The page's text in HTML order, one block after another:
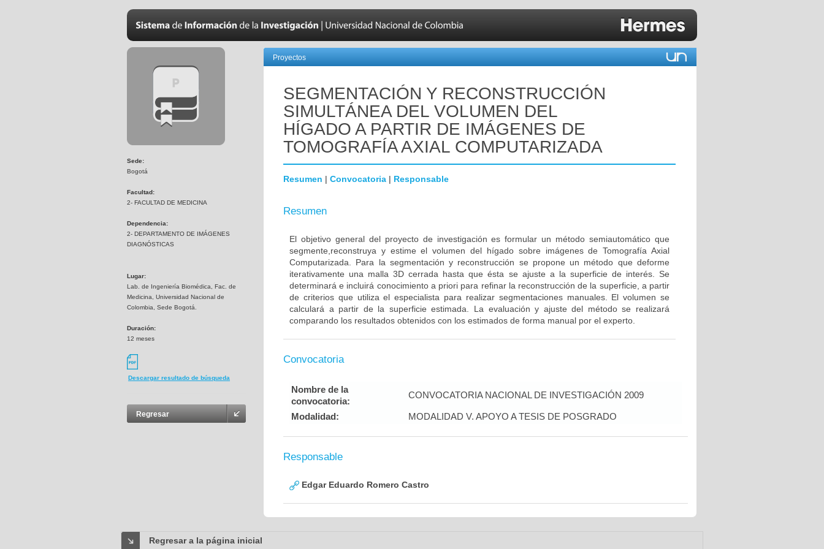
Sede:
Bogotá
Facultad:
2- FACULTAD DE MEDICINA
Dependencia:
2- DEPARTAMENTO DE IMÁGENES
DIAGNÓSTICAS
Lugar:
Lab. de Ingeniería Biomédica, Fac. de
Medicina, Universidad Nacional de
Colombia, Sede Bogotá.
Duración:
12 meses
Descargar resultado de búsqueda
Regresar
Proyectos
SEGMENTACIÓN Y RECONSTRUCCIÓN
SIMULTÁNEA DEL VOLUMEN DEL
HÍGADO A PARTIR DE IMÁGENES DE
TOMOGRAFÍA AXIAL COMPUTARIZADA
Resumen | Convocatoria | Responsable
Resumen
El objetivo general del proyecto de investigación es formular un método semiautomático que
segmente,reconstruya y estime el volumen del hígado sobre imágenes de Tomografía Axial
Computarizada. Para la segmentación y reconstrucción se propone un método que deforme
iterativamente una malla 3D cerrada hasta que ésta se ajuste a la superficie de interés. Se
determinará e incluirá conocimiento a priori para refinar la reconstrucción de la superficie, a partir
de criterios que utiliza el especialista para realizar segmentaciones manuales. El volumen se
calculará a partir de la superficie estimada. La evaluación y ajuste del método se realizará
comparando los resultados obtenidos con los estimados de forma manual por el experto.
Convocatoria
Nombre de la
convocatoria:
CONVOCATORIA NACIONAL DE INVESTIGACIÓN 2009
Modalidad: MODALIDAD V. APOYO A TESIS DE POSGRADO
Responsable
Edgar Eduardo Romero Castro
Regresar a la página inicial